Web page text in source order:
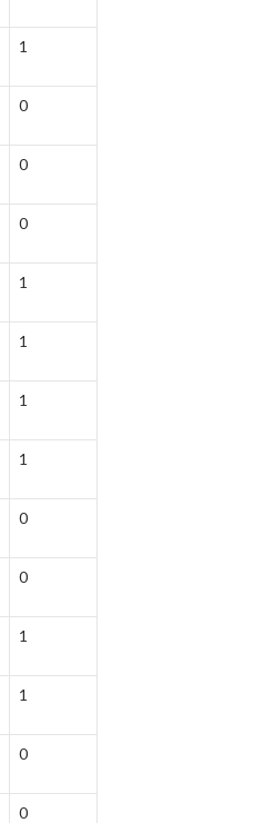
1
0
0
0
1
1
1
1
0
0
1
1
0
0